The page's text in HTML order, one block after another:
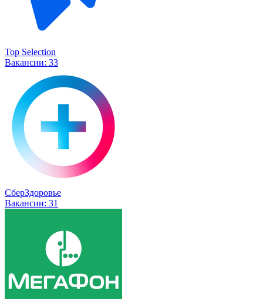
Top Selection
Вакансии: 33
СберЗдоровье
Вакансии: 31